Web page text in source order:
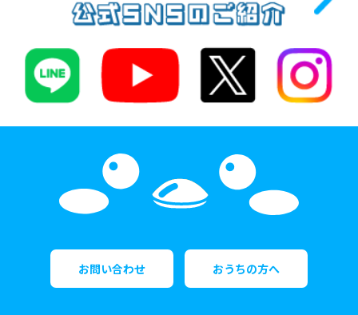
お問い合わせ おうちの方へ